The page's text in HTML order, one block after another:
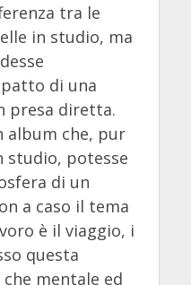
tra le
in studio, ma
di una
presa diretta.
album che, pur
studio, potesse
di un
a caso il tema
è il viaggio, i
questa
mentale ed